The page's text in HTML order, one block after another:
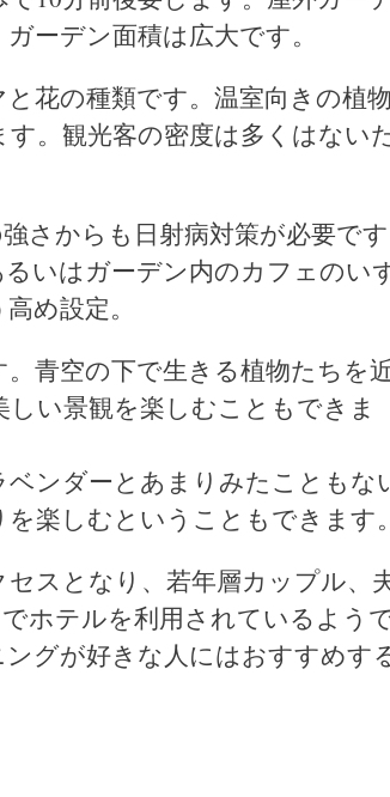
ーデン面積は広大です。
花の種類です。温室向きの植物
。観光客の密度は多くはない
さからも日射病対策が必要です
いはガーデン内のカフェのい
め設定。
青空の下で生きる植物たちを
い景観を楽しむこともできま
ンダーとあまりみたこともな
楽しむということもできます。
スとなり、若年層カップル、
ホテルを利用されているよう
グが好きな人にはおすすめす